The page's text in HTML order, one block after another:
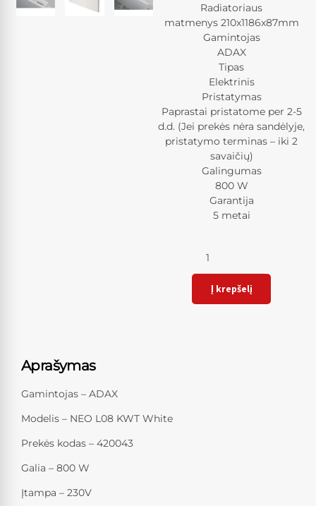
Radiatoriaus
matmenys 210x1186x87mm
Gamintojas
ADAX
Tipas
Elektrinis
Pristatymas
Paprastai pristatome per 2-5
d.d. (Jei prekės nėra sandėlyje,
pristatymo terminas – iki 2
savaičių)
Galingumas
800 W
Garantija
5 metai
Į krepšelį
Aprašymas
Gamintojas – ADAX
Modelis – NEO L08 KWT White
Prekės kodas – 420043
Galia – 800 W
Įtampa – 230V